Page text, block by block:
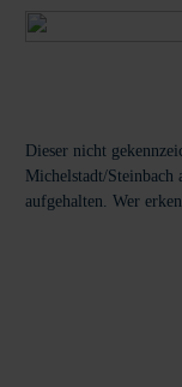
Dieser nicht
Michelstadt/Steinbach
aufgehalten. Wer